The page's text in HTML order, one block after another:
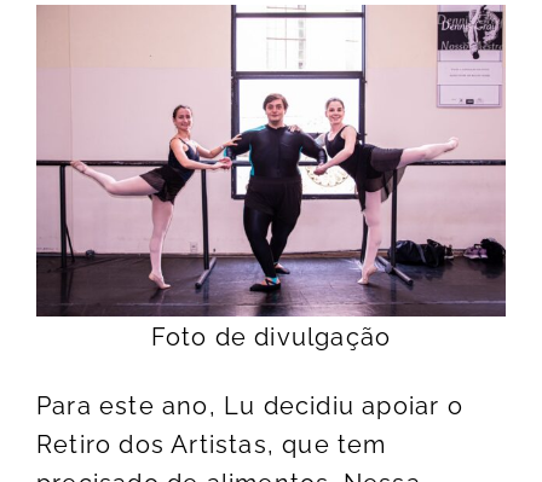
Foto de divulgação
Para este ano, Lu decidiu apoiar o
Retiro dos Artistas, que tem